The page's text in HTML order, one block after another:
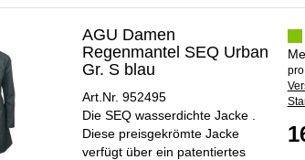
AGU Damen
Regenmantel SEQ Urban
Gr. S blau
Art.Nr. 952495
Die SEQ wasserdichte Jacke .
Diese preisgekrömte Jacke
verfügt über ein patentiertes
pro